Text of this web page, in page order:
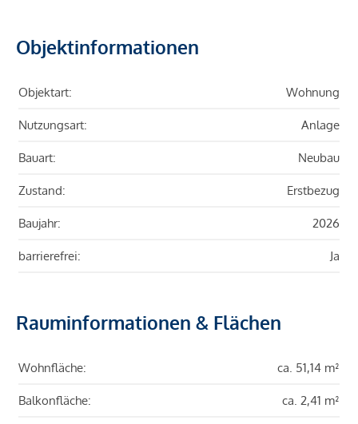
Objektinformationen
Objektart: Wohnung
Nutzungsart: Anlage
Bauart: Neubau
Zustand: Erstbezug
Baujahr: 2026
barrierefrei: Ja
Rauminformationen & Flächen
Wohnfläche: ca. 51,14 m²
Balkonfläche: ca. 2,41 m²